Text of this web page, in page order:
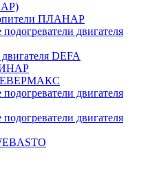
ПЛАНАР
двигателя
DEFA
двигателя
двигателя